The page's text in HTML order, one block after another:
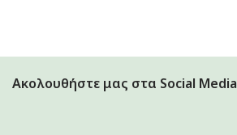
Ακολουθήστε μας στα Social Media